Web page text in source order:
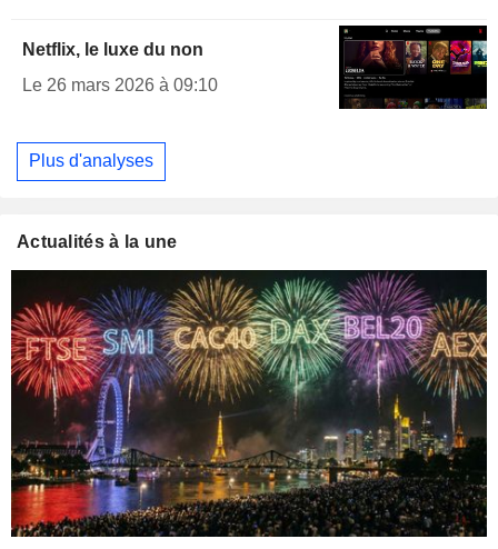
Netflix, le luxe du non
Le 26 mars 2026 à 09:10
Plus d'analyses
Actualités à la une